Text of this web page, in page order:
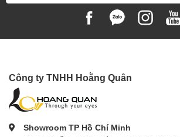
Công ty TNHH Hoằng Quân
Showroom TP Hồ Chí Minh